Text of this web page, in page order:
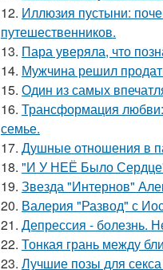
12. Иллюзия пустыни:
путешественников.
13. Пара уверяла, что
14. Мужчина решил
15. Один из самых
16. Трансформация любви:
семье.
17. Душные отношения в
18. "И У НЕЁ Было
19. Звезда "Интернов"
20. Валерия "Развод" с
21. Депрессия - болезнь.
22. Тонкая грань между
23. Лучшие позы для